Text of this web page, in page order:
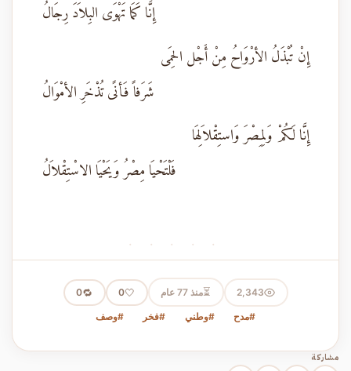
إِنَّا كَمَا تَهْوَى البِلاَدَ رِجَالُ
إِنْ تُبْذَلُ الأرْوَاحُ مِنْ أَجْل الحِمَى
شَرَفاً فَأنًى تُذْخَرِ الأمْوَالُ
إِنَّا لَكُمْ وَلِمِصْرَ وَاستِقْلاَلِهَا
فَلْتَحْيَا مِصْرُ وَيَحْيَا الاسْتِقْلاَلُ
· · · · ·
2,343
⏳منذ 77 عام 🤍
0
🔁
0
#مدح #وطني #فخر #وصف
مشاركة